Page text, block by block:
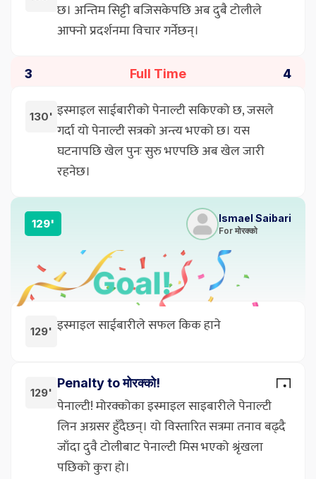
छ। अन्तिम सिट्टी बजिसकेपछि अब दुबै टोलीले
आफ्नो प्रदर्शनमा विचार गर्नेछन्।
3 Full Time 4
130' इस्माइल साईबारीको पेनाल्टी सकिएको छ, जसले
गर्दा यो पेनाल्टी सत्रको अन्त्य भएको छ। यस
घटनापछि खेल पुनः सुरु भएपछि अब खेल जारी
रहनेछ।
129' Ismael Saibari
For मोरक्को
129' इस्माइल साईबारीले सफल किक हाने
129'
Penalty to मोरक्को!
पेनाल्टी! मोरक्कोका इस्माइल साइबारीले पेनाल्टी
लिन अग्रसर हुँदैछन्। यो विस्तारित सत्रमा तनाव बढ्दै
जाँदा दुवै टोलीबाट पेनाल्टी मिस भएको श्रृंखला
पछिको कुरा हो।